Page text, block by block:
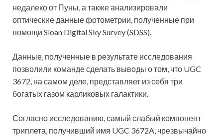
недалеко от Пуны, а также анализировали
оптические данные фотометрии, полученные при
помощи Sloan Digital Sky Survey (SDSS).
Данные, полученные в результате исследования
позволили команде сделать выводы о том, что UGC
3672, на самом деле, представляет из себя три
богатых газом карликовых галактики.
Согласно исследованию, самый слабый компонент
триплета, получивший имя UGC 3672A, чрезвычайно